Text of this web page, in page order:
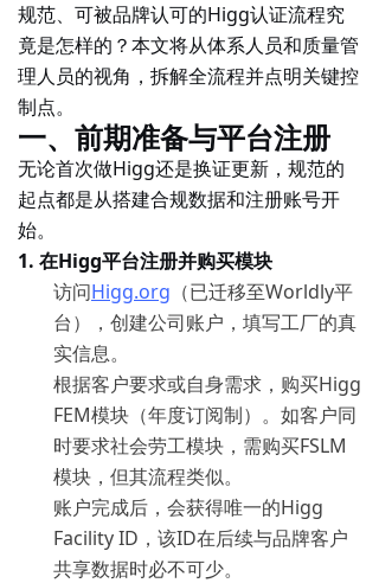
规范、可被品牌认可的Higg认证流程究
竟是怎样的？本文将从体系人员和质量管
理人员的视角，拆解全流程并点明关键控
制点。
一、前期准备与平台注册
无论首次做Higg还是换证更新，规范的
起点都是从搭建合规数据和注册账号开
始。
1. 在Higg平台注册并购买模块
访问Higg.org （已迁移至Worldly平
台），创建公司账户，填写工厂的真
实信息。
根据客户要求或自身需求，购买Higg
FEM模块（年度订阅制）。如客户同
时要求社会劳工模块，需购买FSLM
模块，但其流程类似。
账户完成后，会获得唯一的Higg
Facility ID，该ID在后续与品牌客户
共享数据时必不可少。